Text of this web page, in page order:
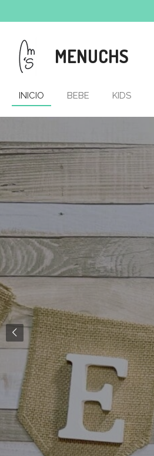
al
contenido
principal
MENUCHS
INICIO BEBE KIDS